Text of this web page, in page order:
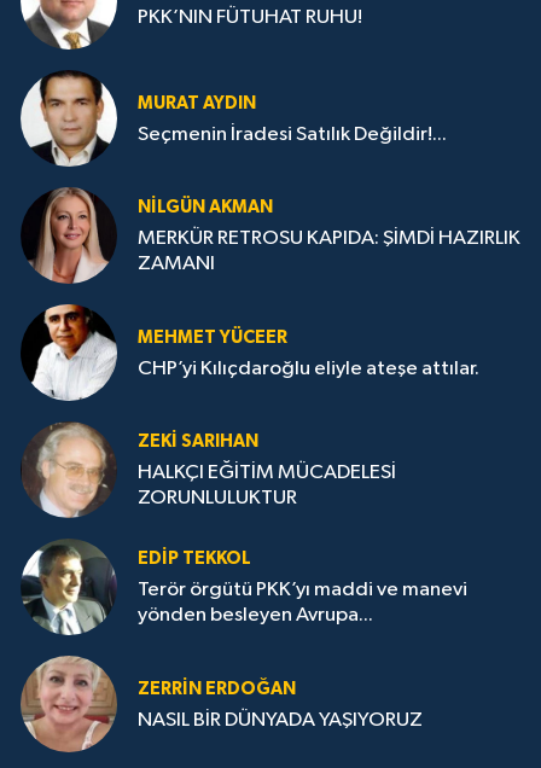
PKK’NIN FÜTUHAT RUHU!
MURAT AYDIN
Seçmenin İradesi Satılık Değildir!...
NILGÜN AKMAN
MERKÜR RETROSU KAPIDA: ŞİMDİ HAZIRLIK
ZAMANI
MEHMET YÜCEER
CHP’yi Kılıçdaroğlu eliyle ateşe attılar.
ZEKI SARIHAN
HALKÇI EĞİTİM MÜCADELESİ
ZORUNLULUKTUR
EDIP TEKKOL
Terör örgütü PKK’yı maddi ve manevi
yönden besleyen Avrupa...
ZERRIN ERDOĞAN
NASIL BİR DÜNYADA YAŞIYORUZ